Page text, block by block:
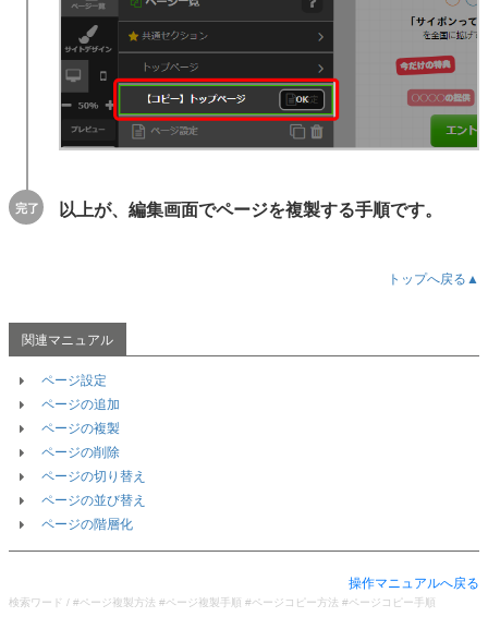
以上が、編集画面でページを複製する手順です。
トップへ戻る▲
ページ設定
ページの追加
ページの複製
ページの削除
ページの切り替え
ページの並び替え
ページの階層化
操作マニュアルへ戻る
検索ワード / #ページ複製方法 #ページ複製手順 #ページコピー方法 #ページコピー手順